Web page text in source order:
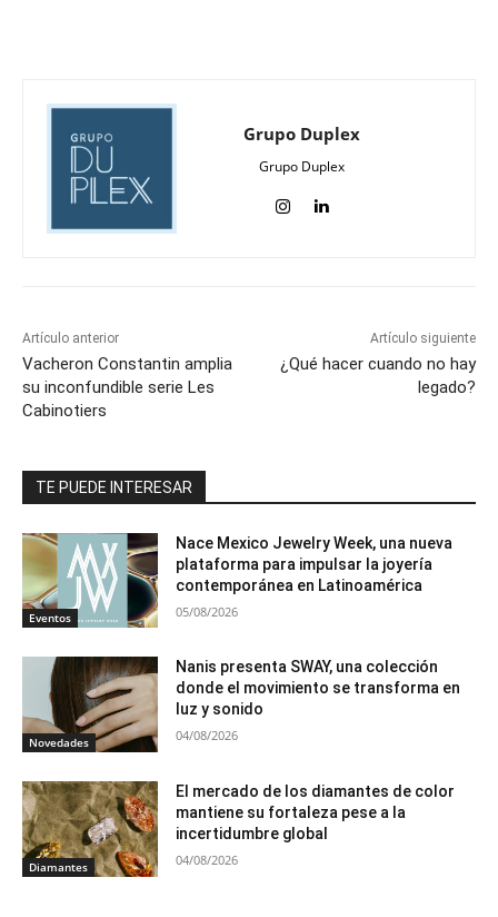
Grupo Duplex
Grupo Duplex
Artículo anterior
Vacheron Constantin amplia
su inconfundible serie Les
Cabinotiers
Artículo siguiente
¿Qué hacer cuando no hay
legado?
TE PUEDE INTERESAR
Eventos
Nace Mexico Jewelry Week, una nueva
plataforma para impulsar la joyería
contemporánea en Latinoamérica
05/08/2026
Novedades
Nanis presenta SWAY, una colección
donde el movimiento se transforma en
luz y sonido
04/08/2026
Diamantes
El mercado de los diamantes de color
mantiene su fortaleza pese a la
incertidumbre global
04/08/2026